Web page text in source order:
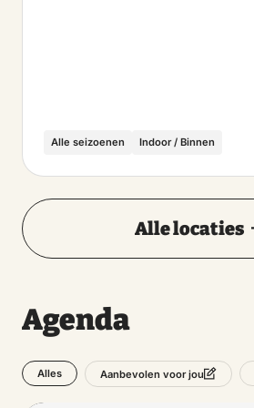
Alle seizoenen Indoor / Binnen
Alle locaties
Agenda
Alles Aanbevolen voor jou